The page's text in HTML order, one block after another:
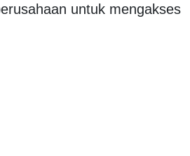
untuk mengakses